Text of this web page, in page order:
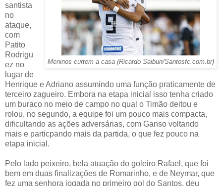
Meninos curtem a casa (Ricardo Saibun/Santosfc.com.br)
santista
no
ataque,
com
Patito
Rodrigu
ez no
lugar de
Henrique e Adriano assumindo uma função praticamente de
terceiro zagueiro. Embora na etapa inicial isso tenha criado
um buraco no meio de campo no qual o Timão deitou e
rolou, no segundo, a equipe foi um pouco mais compacta,
dificultando as ações adversárias, com Ganso voltando
mais e particpando mais da partida, o que fez pouco na
etapa inicial.
Pelo lado peixeiro, bela atuação do goleiro Rafael, que foi
bem em duas finalizações de Romarinho, e de Neymar, que
fez uma senhora jogada no primeiro gol do Santos, deu